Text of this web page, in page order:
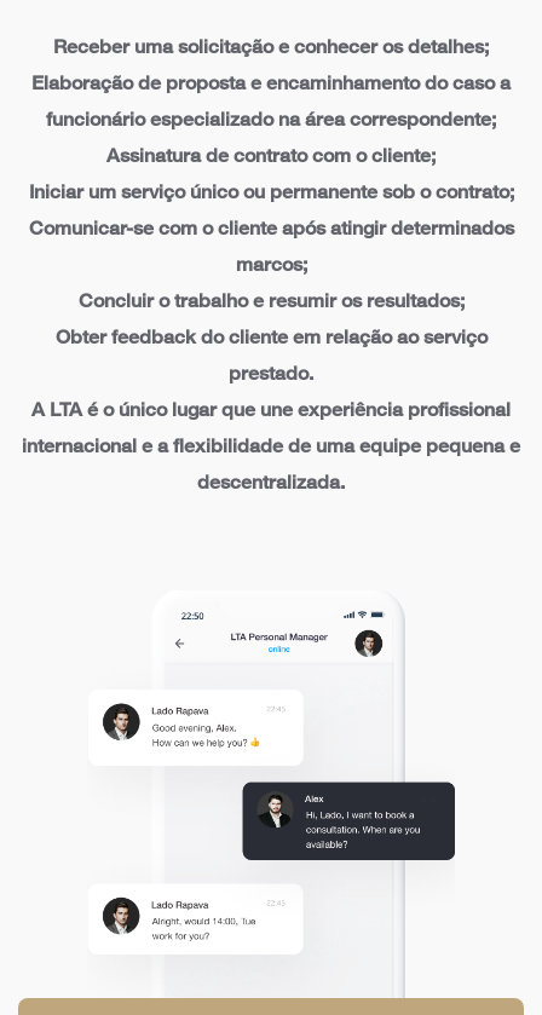
Receber uma solicitação e conhecer os detalhes;
Elaboração de proposta e encaminhamento do caso a
funcionário especializado na área correspondente;
Assinatura de contrato com o cliente;
Iniciar um serviço único ou permanente sob o contrato;
Comunicar-se com o cliente após atingir determinados
marcos;
Concluir o trabalho e resumir os resultados;
Obter feedback do cliente em relação ao serviço
prestado.
A LTA é o único lugar que une experiência profissional
internacional e a flexibilidade de uma equipe pequena e
descentralizada.